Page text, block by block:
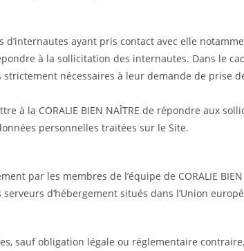
d’internautes ayant pris contact avec elle
à la sollicitation des internautes. Dans le
nécessaires à leur demande de prise
à la CORALIE BIEN NAÎTRE de répondre aux
personnelles traitées sur le Site.
par les membres de l’équipe de CORALIE BIEN
d’hébergement situés dans l’Union
sauf obligation légale ou réglementaire